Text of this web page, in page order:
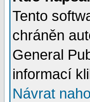
Tento
chráněn
General
informací
Návrat